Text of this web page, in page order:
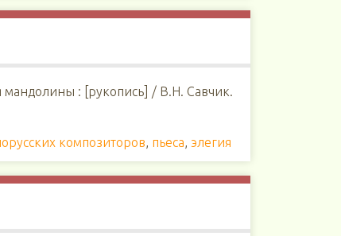
мандолины : [рукопись] / В.Н. Савчик.
композиторов, пьеса, элегия